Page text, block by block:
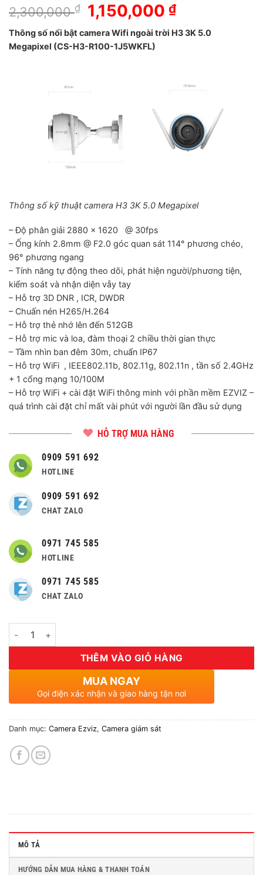
2,300,000₫
Giá
gốc
là:
2,300,000 ₫.
1,150,000₫Giá
tại
Thông số nổi bật camera Wifi ngoài trời H3 3K 5.0
Megapixel (CS-H3-R100-1J5WKFL)
Thông số kỹ thuật camera H3 3K 5.0 Megapixel
– Độ phân giải 2880 × 1620 @ 30fps
– Ống kính 2.8mm @ F2.0 góc quan sát 114° phương chéo,
96° phương ngang
– Tính năng tự động theo dõi, phát hiện người/phương tiện,
kiểm soát và nhận diện vẫy tay
– Hỗ trợ 3D DNR , ICR, DWDR
– Chuấn nén H265/H.264
– Hỗ trợ thẻ nhớ lên đến 512GB
– Hỗ trợ mic và loa, đàm thoại 2 chiều thời gian thực
– Tầm nhìn ban đêm 30m, chuẩn IP67
– Hỗ trợ WiFi , IEEE802.11b, 802.11g, 802.11n , tần số 2.4GHz
+ 1 cổng mạng 10/100M
– Hỗ trợ WiFi + cài đặt WiFi thông minh với phần mềm EZVIZ –
quá trình cài đặt chỉ mất vài phút với người lần đầu sử dụng
HỖ TRỢ MUA HÀNG
0909 591 692
HOTLINE
0909 591 692
CHAT ZALO
0971 745 585
HOTLINE
0971 745 585
CHAT ZALO
Số lượng
THÊM VÀO GIỎ HÀNG
MUA NGAY
Gọi điện xác nhận và giao hàng tận nơi
Danh mục: Camera Ezviz, Camera giám sát
MÔ TẢ
HƯỚNG DẪN MUA HÀNG & THANH TOÁN